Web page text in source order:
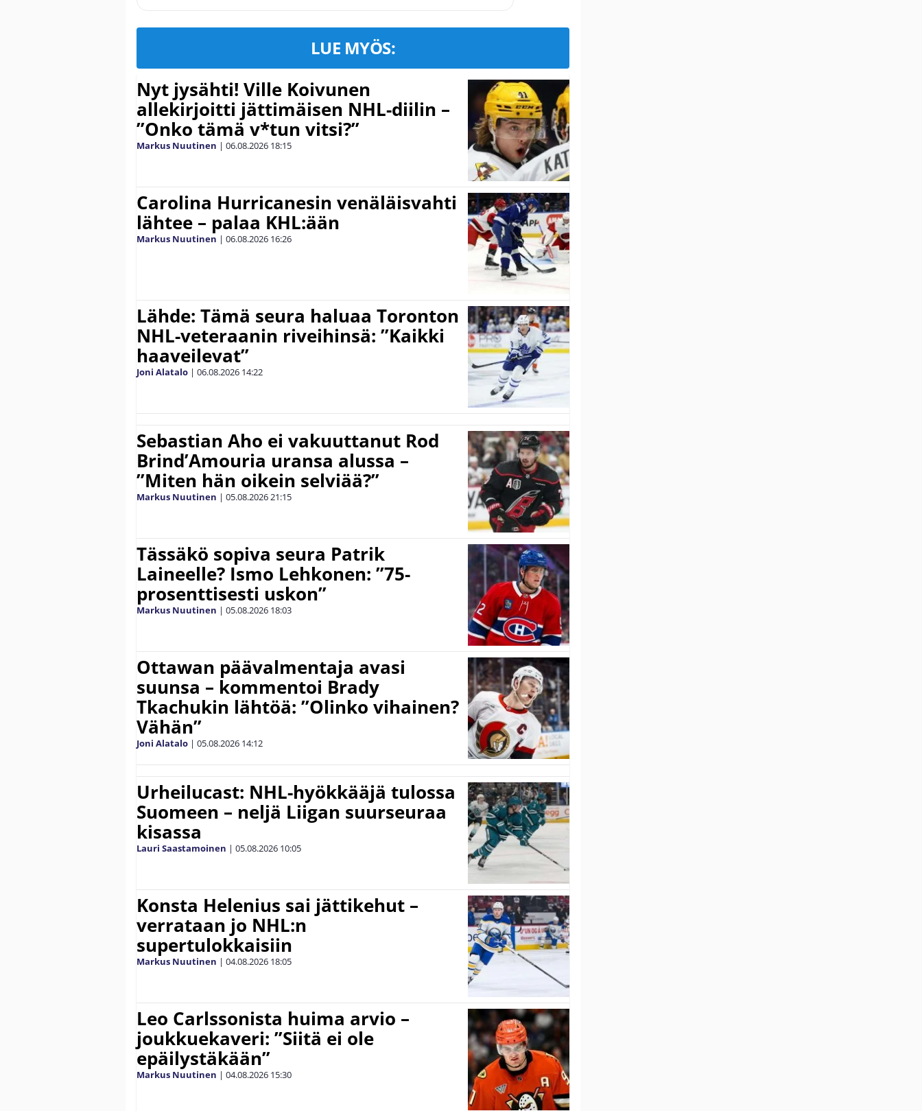
LUE MYÖS:
Nyt jysähti! Ville Koivunen
allekirjoitti jättimäisen NHL-diilin –
”Onko tämä v*tun vitsi?”
Markus Nuutinen | 06.08.2026 18:15
Carolina Hurricanesin venäläisvahti
lähtee – palaa KHL:ään
Markus Nuutinen | 06.08.2026 16:26
Lähde: Tämä seura haluaa Toronton
NHL-veteraanin riveihinsä: ”Kaikki
haaveilevat”
Joni Alatalo | 06.08.2026 14:22
Sebastian Aho ei vakuuttanut Rod
Brind’Amouria uransa alussa –
”Miten hän oikein selviää?”
Markus Nuutinen | 05.08.202621:15
Tässäkö sopiva seura Patrik
Laineelle? Ismo Lehkonen: ”75-
prosenttisesti uskon”
Markus Nuutinen | 05.08.2026 18:03
Ottawan päävalmentaja avasi
suunsa – kommentoi Brady
Tkachukin lähtöä: ”Olinko vihainen?
Vähän”
Joni Alatalo | 05.08.2026 14:12
Urheilucast: NHL-hyökkääjä tulossa
Suomeen – neljä Liigan suurseuraa
kisassa
Lauri Saastamoinen | 05.08.2026 10:05
Konsta Helenius sai jättikehut –
verrataan jo NHL:n
supertulokkaisiin
Markus Nuutinen | 04.08.2026 18:05
Leo Carlssonista huima arvio –
joukkuekaveri: ”Siitä ei ole
epäilystäkään”
Markus Nuutinen | 04.08.2026 15:30